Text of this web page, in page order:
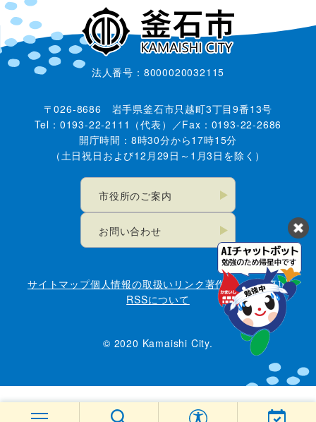
法人番号：8000020032115
〒026-8686 岩手県釜石市只越町3丁目9番13号
Tel：0193-22-2111（代表）／Fax：0193-22-2686
開庁時間：8時30分から17時15分
（土日祝日および12月29日～1月3日を除く）
市役所のご案内
お問い合わせ
サイトマップ個人情報の取扱い リンク著作権・免責事項
RSSについて
© 2020 Kamaishi City.